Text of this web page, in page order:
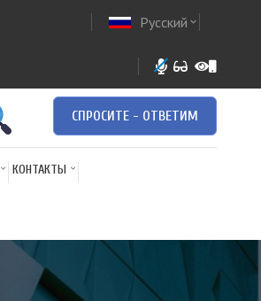
Русский expand_more
СПРОСИТЕ - ОТВЕТИМ
КОНТАКТЫ